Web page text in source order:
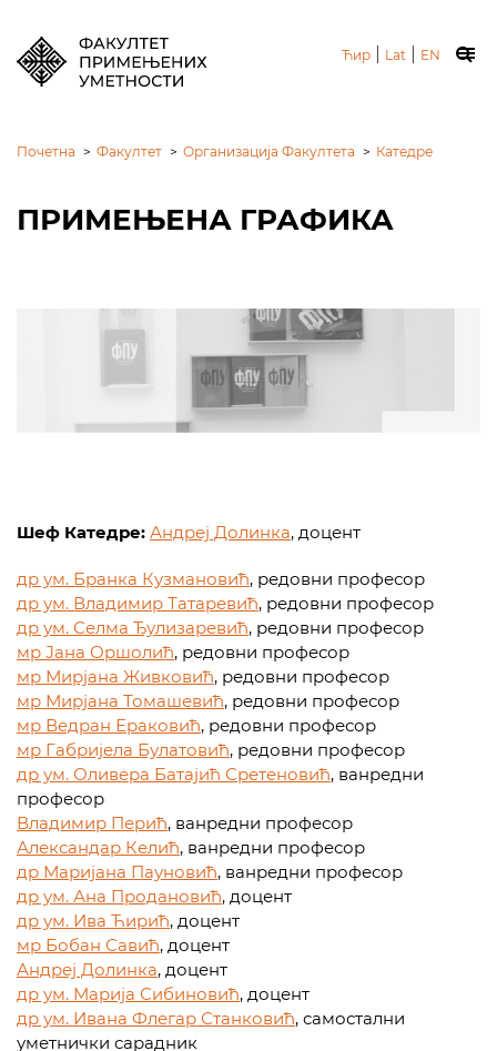
Ћир Lat EN
Почетна > Факултет > Организација Факултета > Катедре
ПРИМЕЊЕНА ГРАФИКА
Шеф Катедре: Андреј Долинка, доцент
др ум. Бранка Кузмановић, редовни професор
др ум. Владимир Татаревић, редовни професор
др ум. Селма Ђулизаревић, редовни професор
мр Јана Оршолић, редовни професор
мр Мирјана Живковић, редовни професор
мр Мирјана Томашевић, редовни професор
мр Ведран Ераковић, редовни професор
мр Габријела Булатовић, редовни професор
др ум. Оливера Батајић Сретеновић, ванредни
професор
Владимир Перић, ванредни професор
Александар Келић, ванредни професор
др Маријана Пауновић, ванредни професор
др ум. Ана Продановић, доцент
др ум. Ива Ћирић, доцент
мр Бобан Савић, доцент
Андреј Долинка, доцент
др ум. Марија Сибиновић, доцент
др ум. Ивана Флегар Станковић, самостални
уметнички сарадник